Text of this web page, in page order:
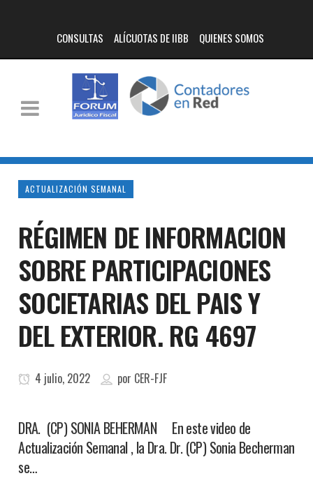
CONSULTAS ALÍCUOTAS DE IIBB QUIENES SOMOS
ACTUALIZACIÓN SEMANAL
RÉGIMEN DE INFORMACION
SOBRE PARTICIPACIONES
SOCIETARIAS DEL PAIS Y
DEL EXTERIOR. RG 4697
4 julio, 2022 por CER-FJF
DRA. (CP) SONIA BEHERMAN En este video de
Actualización Semanal , la Dra. Dr. (CP) Sonia Becherman
se…